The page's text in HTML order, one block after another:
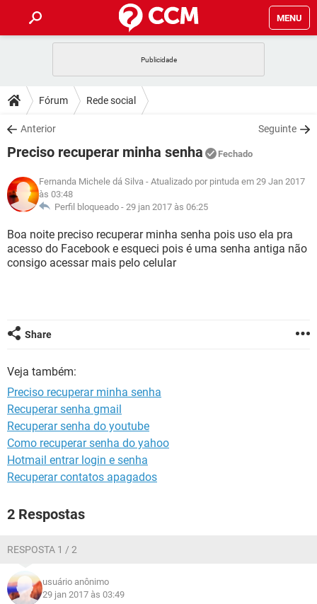
MENU
CELULAR
OUTLOOK
INSTAGRAM GMAIL
GUIA DE COMPRAS
DICAS
JOGOS
INSTAGRAM GMAIL
GUIA DE COMPRAS
DOWNLOADS
JOGOS WHATSAPP
CELULAR FACEBOOK
OUTLOOK EXCEL
GUIA DE COMPRAS
JOGOS WHATSAPP
CELULAR FACEBOOK
OUTLOOK EXCEL
INSTAGRAM GMAIL
GLOSSÁRIO
CELULAR FACEBOOK
Fórum Rede social
Anterior Seguinte
Preciso recuperar minha senha Fechado
Fernanda Michele dá Silva - Atualizado por pintuda em 29 Jan 2017
às 03:48
Perfil bloqueado -29 jan 2017 às 06:25
Boa noite preciso recuperar minha senha pois uso ela pra
acesso do Facebook e esqueci pois é uma senha antiga não
consigo acessar mais pelo celular
Share
Veja também:
Preciso recuperar minha senha
Recuperar senha gmail
Recuperar senha do youtube
Como recuperar senha do yahoo
Hotmail entrar login e senha
Recuperar contatos apagados
2 Respostas
RESPOSTA 1 / 2
usuário anônimo
29 jan 2017 às 03:49